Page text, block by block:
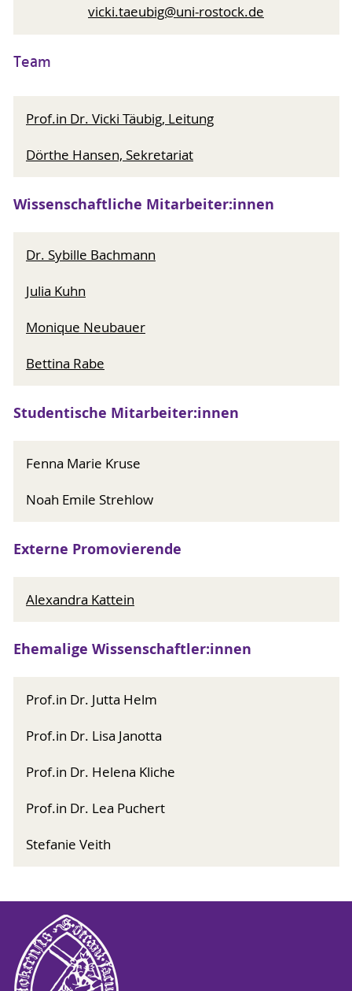
vicki.taeubig@uni-rostock.de
Team
Prof.in Dr. Vicki Täubig, Leitung
Dörthe Hansen, Sekretariat
Wissenschaftliche Mitarbeiter:innen
Dr. Sybille Bachmann
Julia Kuhn
Monique Neubauer
Bettina Rabe
Studentische Mitarbeiter:innen
Fenna Marie Kruse
Noah Emile Strehlow
Externe Promovierende
Alexandra Kattein
Ehemalige Wissenschaftler:innen
Prof.in Dr. Jutta Helm
Prof.in Dr. Lisa Janotta
Prof.in Dr. Helena Kliche
Prof.in Dr. Lea Puchert
Stefanie Veith